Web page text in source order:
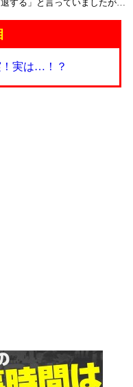
する」と言っていましたが…
！実は…！？